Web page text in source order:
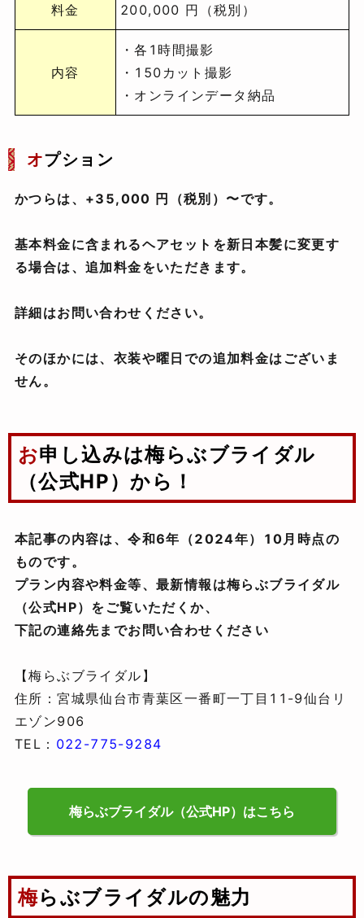
料金 200,000 円（税別）
内容
・各1時間撮影
・150カット撮影
・オンラインデータ納品
オプション
かつらは、+35,000 円（税別）〜です。
基本料金に含まれるヘアセットを新日本髪に変更す
る場合は、追加料金をいただきます。
詳細はお問い合わせください。
そのほかには、衣装や曜日での追加料金はございま
せん。
お申し込みは梅らぶブライダル
（公式HP）から！
本記事の内容は、令和6年（2024年）10月時点の
ものです。
プラン内容や料金等、最新情報は梅らぶブライダル
（公式HP）をご覧いただくか、
下記の連絡先までお問い合わせください
【梅らぶブライダル】
住所：宮城県仙台市青葉区一番町一丁目11-9仙台リ
エゾン906
TEL： 022-775-9284
梅らぶブライダル（公式HP）はこちら
梅らぶブライダルの魅力